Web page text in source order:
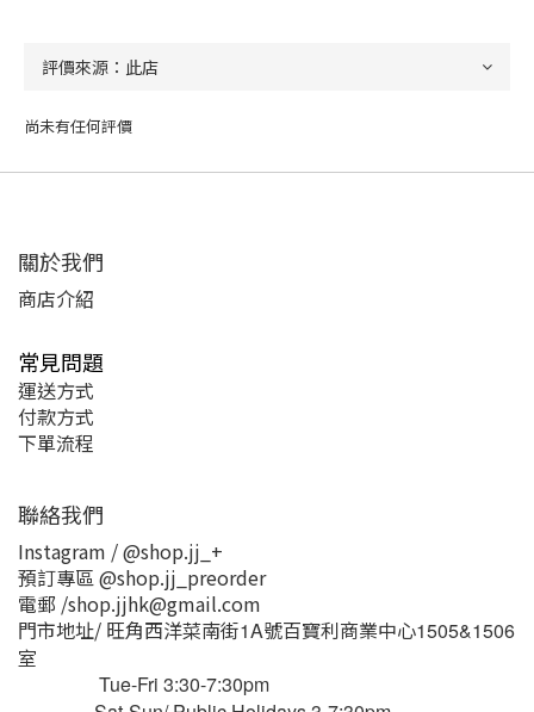
尚未有任何評價
關於我們
商店介紹
常見問題
運送方式
付款方式
下單流程
聯絡我們
Instagram / @shop.jj_+
預訂專區 @shop.jj_preorder
電郵 /shop.jjhk@gmail.com
門市地址/ 旺角西洋菜南街1A號百寶利商業中心1505&1506
室
Tue-Fri 3:30-7:30pm